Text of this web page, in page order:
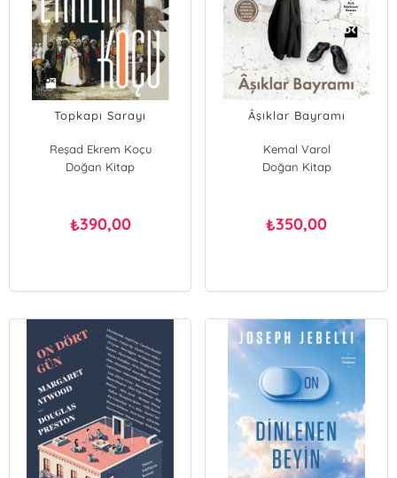
Topkapı Sarayı
Reşad Ekrem Koçu
Doğan Kitap
₺390,00
Âşıklar Bayramı
Kemal Varol
Doğan Kitap
₺350,00